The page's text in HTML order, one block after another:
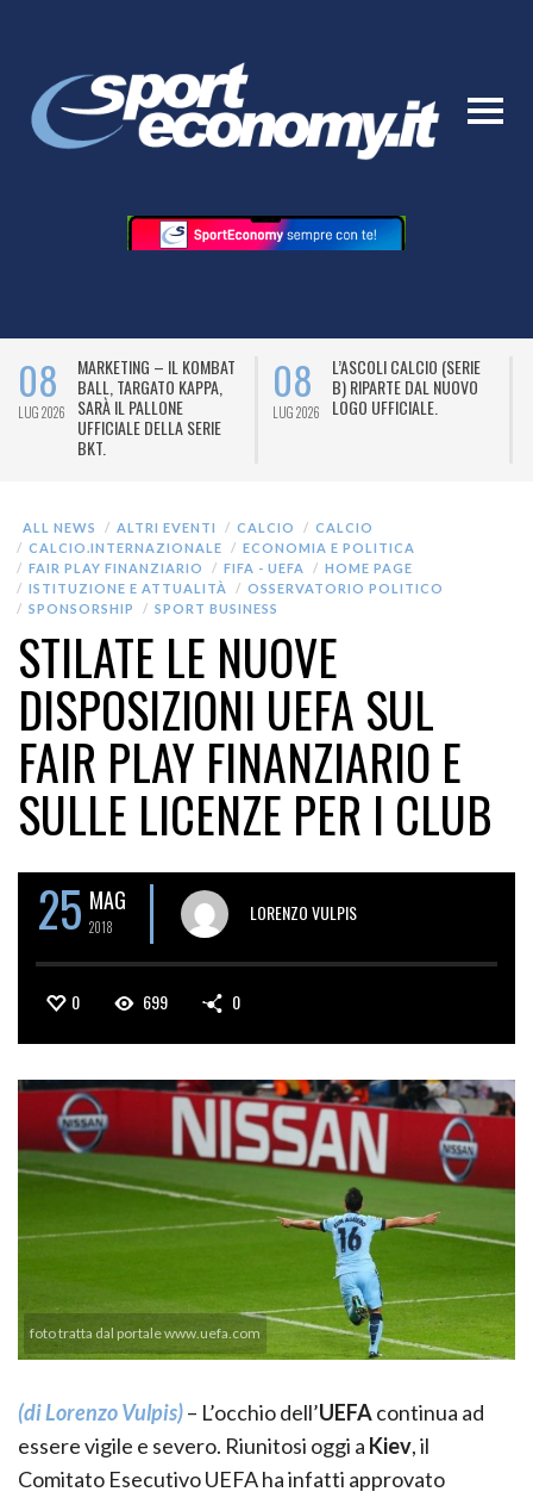
08
LUG 2026
MARKETING – IL KOMBAT
BALL, TARGATO KAPPA,
SARÀ IL PALLONE
UFFICIALE DELLA SERIE
BKT.
08
LUG 2026
L’ASCOLI CALCIO (SERIE
B) RIPARTE DAL NUOVO
LOGO UFFICIALE.
ALL NEWS ALTRI EVENTI CALCIO
CALCIO
CALCIO.INTERNAZIONALE
ECONOMIA E POLITICA
FAIR PLAY FINANZIARIO
FIFA - UEFA
HOME PAGE
ISTITUZIONE E ATTUALITÀ
OSSERVATORIO POLITICO
SPONSORSHIP
SPORT BUSINESS
STILATE LE NUOVE
DISPOSIZIONI UEFA SUL
FAIR PLAY FINANZIARIO E
SULLE LICENZE PER I CLUB
25 MAG
2018
LORENZO VULPIS
0 699 0
foto tratta dal portale www.uefa.com
(di Lorenzo Vulpis)– L’occhio dell’UEFAcontinua ad
essere vigile e severo. Riunitosi oggi a Kiev, il
Comitato Esecutivo UEFA ha infatti approvato